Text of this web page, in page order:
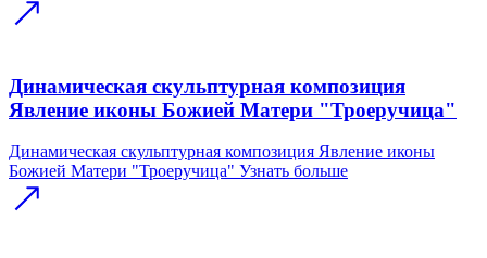
Динамическая скульптурная композиция
Явление иконы Божией Матери "Троеручица"
Динамическая скульптурная композиция Явление иконы
Божией Матери "Троеручица" Узнать больше